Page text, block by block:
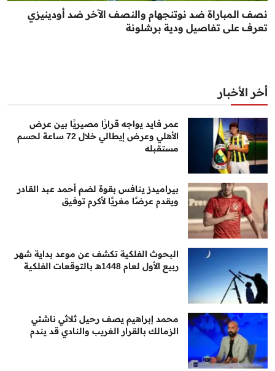
نصف المباراة ضد نوتنجهام والنصف الآخر ضد أودينيزي
تعرف على تفاصيل ودية برشلونة
أخر الأخبار
عمر فايد يواجه قرارًا مصيريًا بين عرض
الأهلي وعرض إيطالي خلال 72 ساعة لحسم
مستقبله
بيراميدز ينافس بقوة لضم أحمد عبد القادر
ويقدم عرضًا مغريًا لأكرم توفيق
البحوث الفلكية تكشف عن موعد بداية شهر
ربيع الأول لعام 1448هـ بالتوقعات الفلكية
محمد إبراهيم يصف رحيل ثلاثي ناشئي
الزمالك بالقرار الغريب والنادي قد يندم